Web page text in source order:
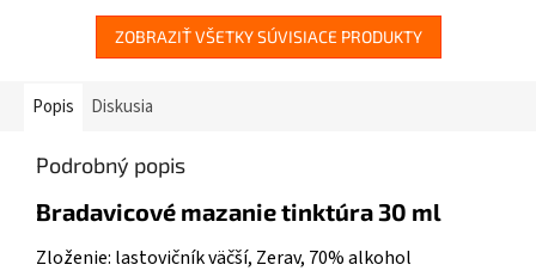
ZOBRAZIŤ VŠETKY SÚVISIACE PRODUKTY
Popis Diskusia
Podrobný popis
Bradavicové mazanie tinktúra 30 ml
Zloženie: lastovičník väčší, Zerav, 70% alkohol